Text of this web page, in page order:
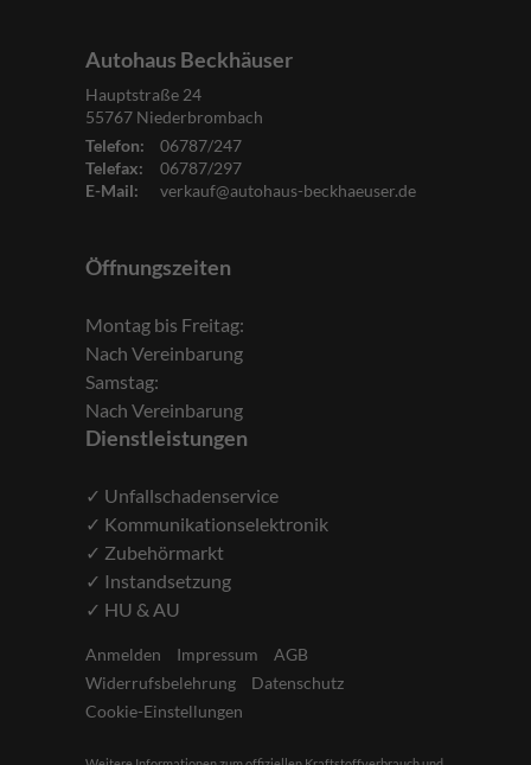
Autohaus Beckhäuser
Hauptstraße 24
55767 Niederbrombach
Telefon:
06787/247
Telefax:
06787/297
E-Mail:
verkauf@autohaus-beckhaeuser.de
Öffnungszeiten
Montag bis Freitag:
Nach Vereinbarung
Samstag:
Nach Vereinbarung
Dienstleistungen
✓ Unfallschadenservice
✓ Kommunikationselektronik
✓ Zubehörmarkt
✓ Instandsetzung
✓ HU & AU
Anmelden Impressum
AGB
Widerrufsbelehrung
Datenschutz
Cookie-Einstellungen